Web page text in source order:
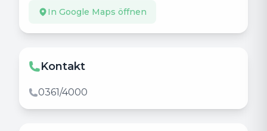
In Google Maps öffnen
Kontakt
0361/4000